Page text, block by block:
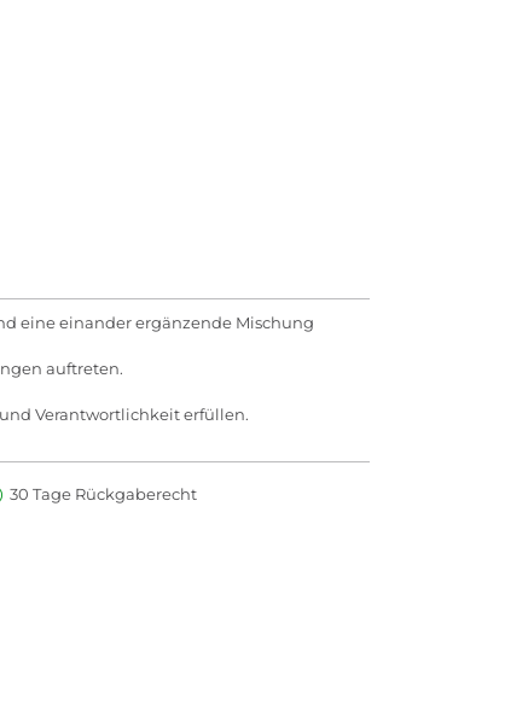
eine einander ergänzende Mischung
auftreten.
Verantwortlichkeit erfüllen.
30 Tage Rückgaberecht